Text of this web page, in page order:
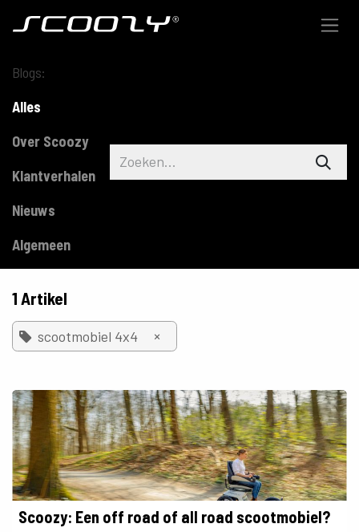
Blogs:
Alles
Over Scoozy
Klantverhalen
Nieuws
Algemeen
1 Artikel
scootmobiel 4x4 ×
Scoozy: Een off road of all road scootmobiel?